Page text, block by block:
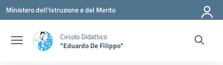
Vai ai contenuti
Vai al menu di navigazione
Vai al footer
Ministero dell'Istruzione e del Merito
Circolo Didattico
"Eduardo De Filippo"